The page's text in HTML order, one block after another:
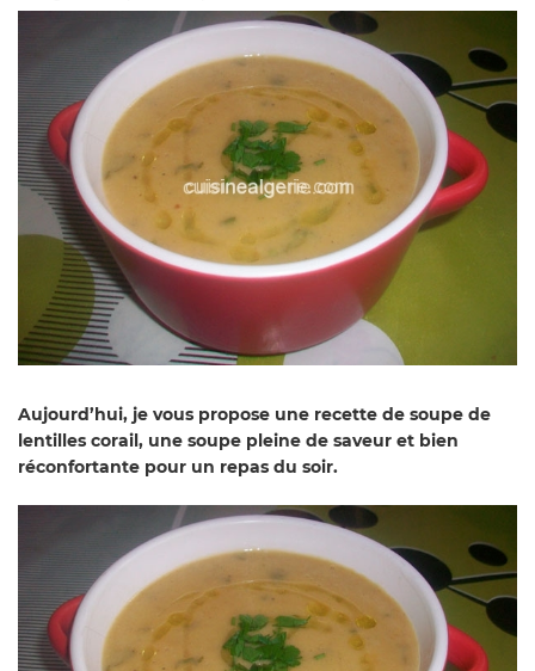
Aujourd’hui, je vous propose une recette de soupe de
lentilles corail, une soupe pleine de saveur et bien
réconfortante pour un repas du soir.